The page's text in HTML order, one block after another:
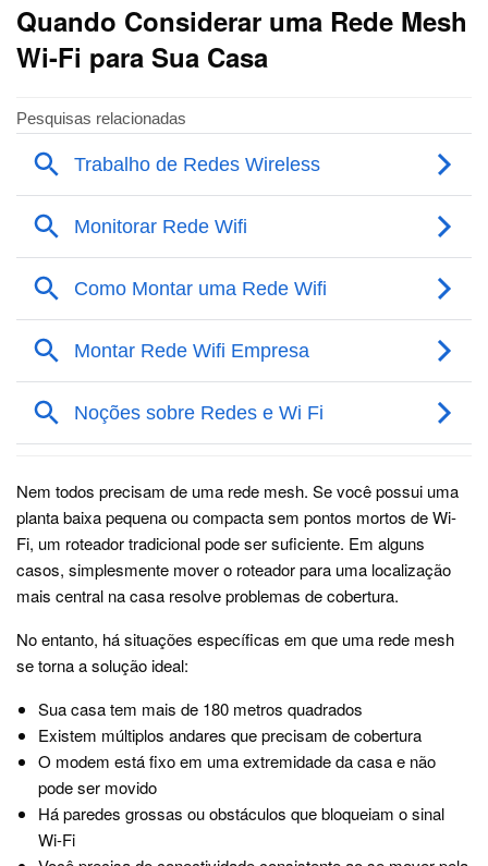
Quando Considerar uma Rede Mesh
Wi-Fi para Sua Casa
Nem todos precisam de uma rede mesh. Se você possui uma
planta baixa pequena ou compacta sem pontos mortos de Wi-
Fi, um roteador tradicional pode ser suficiente. Em alguns
casos, simplesmente mover o roteador para uma localização
mais central na casa resolve problemas de cobertura.
No entanto, há situações específicas em que uma rede mesh
se torna a solução ideal:
Sua casa tem mais de 180 metros quadrados
Existem múltiplos andares que precisam de cobertura
O modem está fixo em uma extremidade da casa e não
pode ser movido
Há paredes grossas ou obstáculos que bloqueiam o sinal
Wi-Fi